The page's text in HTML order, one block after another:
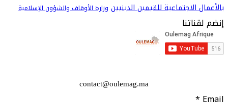
الاجتماعية للقيمين الدينيين وزارة الأوقاف والشؤون الإسلامية
contact@oulemag.ma